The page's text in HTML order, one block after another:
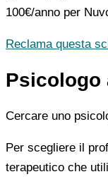
100€/anno per
Reclama questa
Psicologo
Cercare uno
Per scegliere il
terapeutico che